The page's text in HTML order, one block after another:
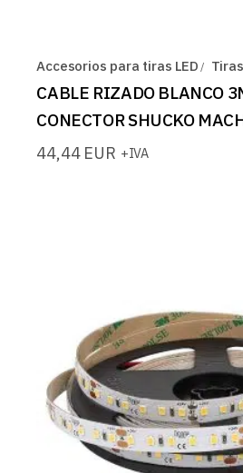
Accesorios para tiras LED
CABLE RIZADO BLANCO
CONECTOR SHUCKO
44,44 EUR +IVA